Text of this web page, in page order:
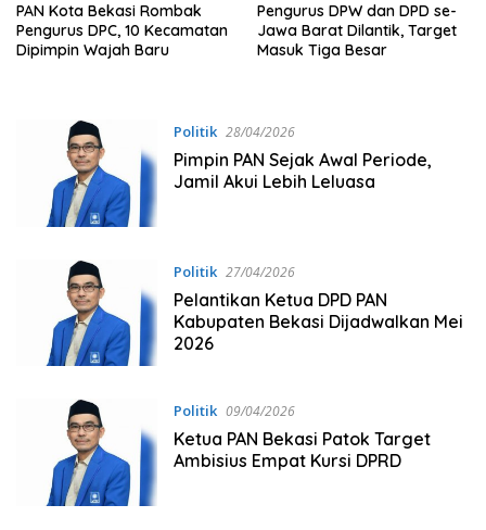
PAN Kota Bekasi Rombak
Pengurus DPC, 10 Kecamatan
Dipimpin Wajah Baru
Pengurus DPW dan DPD se-
Jawa Barat Dilantik, Target
Masuk Tiga Besar
Politik 28/04/2026
Pimpin PAN Sejak Awal Periode,
Jamil Akui Lebih Leluasa
Politik 27/04/2026
Pelantikan Ketua DPD PAN
Kabupaten Bekasi Dijadwalkan Mei
2026
Politik 09/04/2026
Ketua PAN Bekasi Patok Target
Ambisius Empat Kursi DPRD